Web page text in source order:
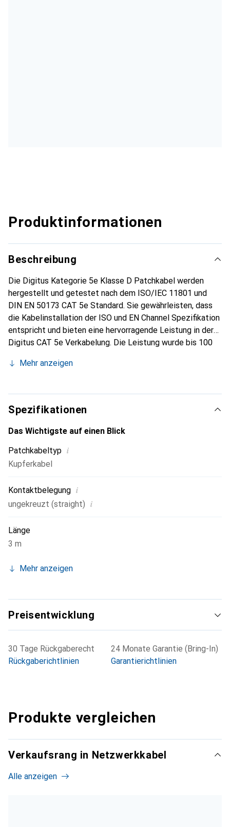
Produktinformationen
Beschreibung
Die Digitus Kategorie 5e Klasse D Patchkabel werden
hergestellt und getestet nach dem ISO/IEC 11801 und
DIN EN 50173 CAT 5e Standard. Sie gewährleisten, dass
die Kabelinstallation der ISO und EN Channel Spezifikation
entspricht und bieten eine hervorragende Leistung in der
Digitus CAT 5e Verkabelung. Die Leistung wurde bis 100
Nahnebensprechen (NEXT). Die Digitus Patchkabel wurden
verschiedenen Anwendungsbereichen gerecht zu werden.
Jedes Kabel ist mit einer angespritzten Knickschutztülle
mit Zugentlastung ausgestattet. Ausserdem besitzt die
Tülle einen Rasthebelschutz, der das Verhaken der Kabel
verhindert. Eine einfache Identifizierung der Kategorie 5e
wird durch die blaue Einfärbung der Stecker ermöglicht.
Mehr anzeigen
Spezifikationen
Das Wichtigste auf einen Blick
Patchkabeltyp i
Kupferkabel
Kontaktbelegung i
ungekreuzt (straight) i
Länge
3 m
Mehr anzeigen
Preisentwicklung
30 Tage Rückgaberecht
Rückgaberichtlinien
24 Monate Garantie (Bring-In)
Garantierichtlinien
Produkte vergleichen
Verkaufsrang in Netzwerkkabel
Alle anzeigen